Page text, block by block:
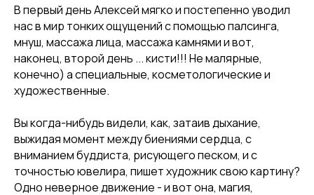
В первый день Алексей мягко и постепенно уводил
нас в мир тонких ощущений с помощью палсинга,
мнуш, массажа лица, массажа камнями и вот,
наконец, второй день ... кисти!!! Не малярные,
конечно) а специальные, косметологические и
художественные.
Вы когда-нибудь видели, как, затаив дыхание,
выжидая момент между биениями сердца, с
вниманием буддиста, рисующего песком, и с
точностью ювелира, пишет художник свою картину?
Одно неверное движение - и вот она, магия,